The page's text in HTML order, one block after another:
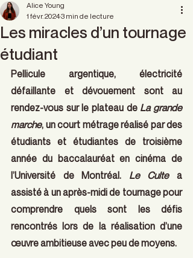
Les miracles d’un tournage
étudiant
Alice Young
1 févr. 20243 min de lecture
Pellicule argentique, électricité
défaillante et dévouement sont au
rendez-vous sur le plateau de La grande
marche, un court métrage réalisé par des
étudiants et étudiantes de troisième
année du baccalauréat en cinéma de
l’Université de Montréal. Le Culte a
assisté à un après-midi de tournage pour
comprendre quels sont les défis
rencontrés lors de la réalisation d’une
œuvre ambitieuse avec peu de moyens.